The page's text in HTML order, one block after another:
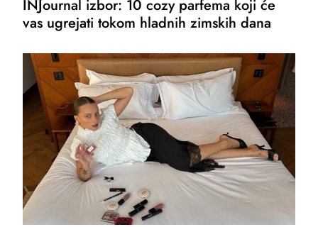
INJournal izbor: 10 cozy parfema koji će
vas ugrejati tokom hladnih zimskih dana